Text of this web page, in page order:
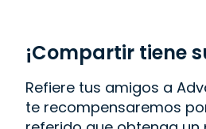
Ave., Unit B-2, Providence, RI
¡Compartir tiene
Refiere tus amigos a
te recompensaremos